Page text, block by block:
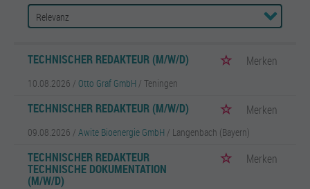
TECHNISCHER REDAKTEUR (M/W/D) Merken
10.08.2026 / Otto Graf GmbH / Teningen
TECHNISCHER REDAKTEUR (M/W/D) Merken
09.08.2026 / Awite Bioenergie GmbH / Langenbach (Bayern)
TECHNISCHER REDAKTEUR
TECHNISCHE DOKUMENTATION
(M/W/D)
Merken